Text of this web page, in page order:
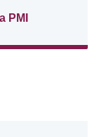
PMI